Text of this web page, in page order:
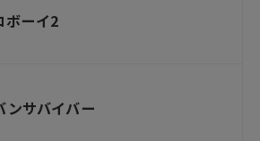
ボーイ2
ンサバイバー